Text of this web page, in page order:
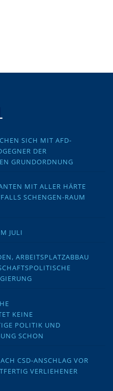
SICH MIT AFD-
DER
GRUNDORDNUNG
MIT ALLER HÄRTE
SCHENGEN-RAUM
JULI
ARBEITSPLATZABBAU
KEINE
POLITIK UND
SCHON
CSD-ANSCHLAG VOR
VERLIEHENER